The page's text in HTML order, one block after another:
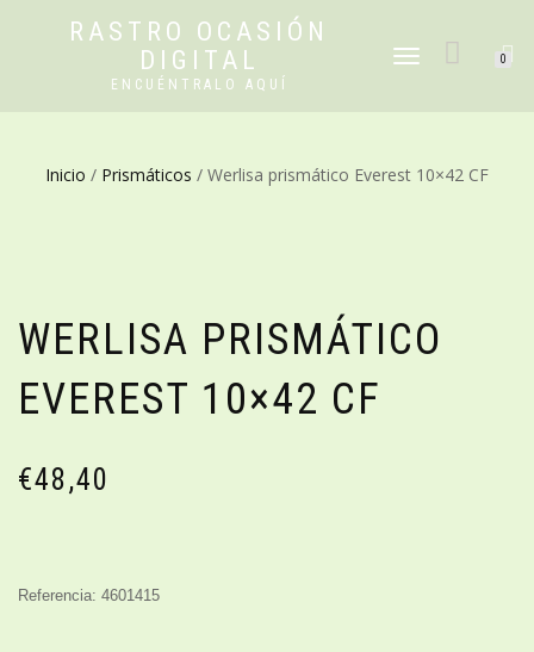
RASTRO OCASIÓN
DIGITAL
ENCUÉNTRALO AQUÍ
CAMBIAR
0
Inicio / Prismáticos / Werlisa prismático Everest 10×42 CF
WERLISA PRISMÁTICO
EVEREST 10×42 CF
€48,40
Referencia: 4601415